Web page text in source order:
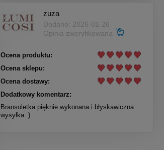
zuza
Dodano: 2026-01-26
Opinia zweryfikowana
Ocena produktu:
Ocena sklepu:
Ocena dostawy:
Dodatkowy komentarz:
Bransoletka pięknie wykonana i błyskawiczna
wysyłka :)